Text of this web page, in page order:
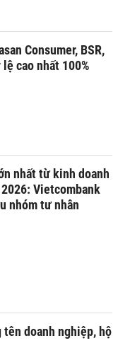
Consumer, BSR,
cao nhất 100%
nhất từ kinh doanh
Vietcombank
nhóm tư nhân
doanh nghiệp, hộ